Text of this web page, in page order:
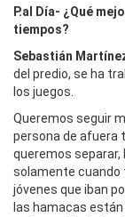
P.al Día- ¿Qué
tiempos?
Sebastián
del predio, se ha
los juegos.
Queremos seguir
persona de afuera
queremos separar,
solamente cuando
jóvenes que iban
las hamacas